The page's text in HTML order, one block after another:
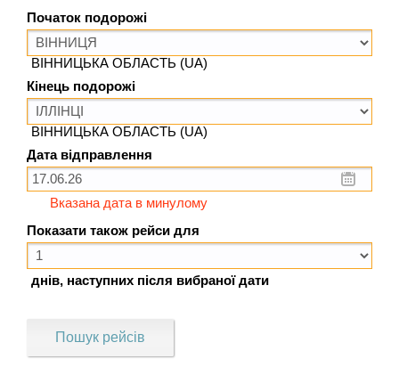
Початок подорожі
ВІННИЦЬКА ОБЛАСТЬ (UA)
Кінець подорожі
ВІННИЦЬКА ОБЛАСТЬ (UA)
Дата відправлення
Вказана дата в минулому
Показати також рейси для
днів, наступних після вибраної дати
Пошук рейсів